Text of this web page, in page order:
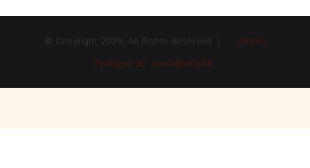
© Copyright 2026, All Rights Reserved |
dtrenn
Politique de confidentialité